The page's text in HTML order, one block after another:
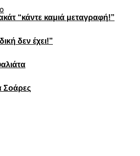
“κάντε καμιά μεταγραφή!”
δεν έχει!”
Σοάρες